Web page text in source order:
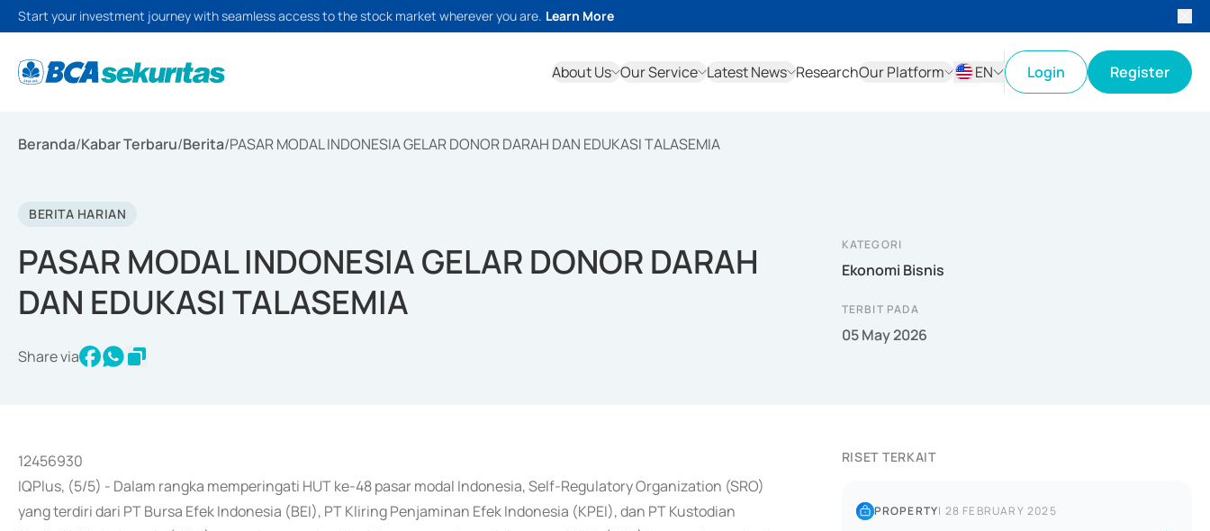
Start your investment journey with seamless access to the stock market wherever you are. Learn More
About Us Our Service Latest News ResearchOur Platform
EN
Login Register
Beranda/Kabar Terbaru/Berita/PASAR MODAL INDONESIA GELAR DONOR DARAH DAN EDUKASI TALASEMIA
BERITA HARIAN
PASAR MODAL INDONESIA GELAR DONOR DARAH
DAN EDUKASI TALASEMIA
Share via
KATEGORI
Ekonomi Bisnis
TERBIT PADA
05 May 2026
12456930
IQPlus, (5/5) - Dalam rangka memperingati HUT ke-48 pasar modal Indonesia, Self-Regulatory Organization (SRO)
yang terdiri dari PT Bursa Efek Indonesia (BEI), PT Kliring Penjaminan Efek Indonesia (KPEI), dan PT Kustodian
RISET TERKAIT
PROPERTY| 28 FEBRUARY 2025